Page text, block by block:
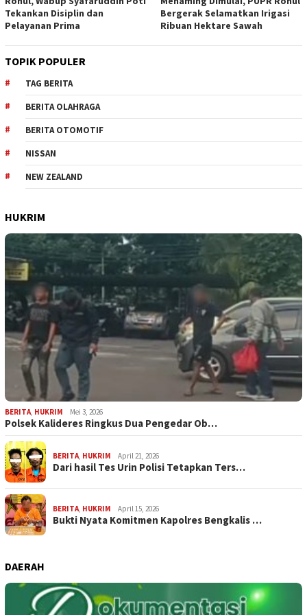
Tekankan Disiplin dan
Pelayanan Prima
Bergerak Selamatkan Irigasi
Ribuan Hektare Sawah
TOPIK POPULER
TAG BERITA
BERITA OLAHRAGA
BERITA OTOMOTIF
NISSAN
NEW ZEALAND
HUKRIM
BERITA, HUKRIM Mei 3, 2026
Polsek Kalideres Ringkus Dua Pengedar Ob…
BERITA, HUKRIM April 21, 2026
Dari hasil Tes Urin Polisi Tetapkan Ters…
BERITA, HUKRIM April 15, 2026
Bukti Nyata Komitmen Kapolres Bengkalis …
DAERAH